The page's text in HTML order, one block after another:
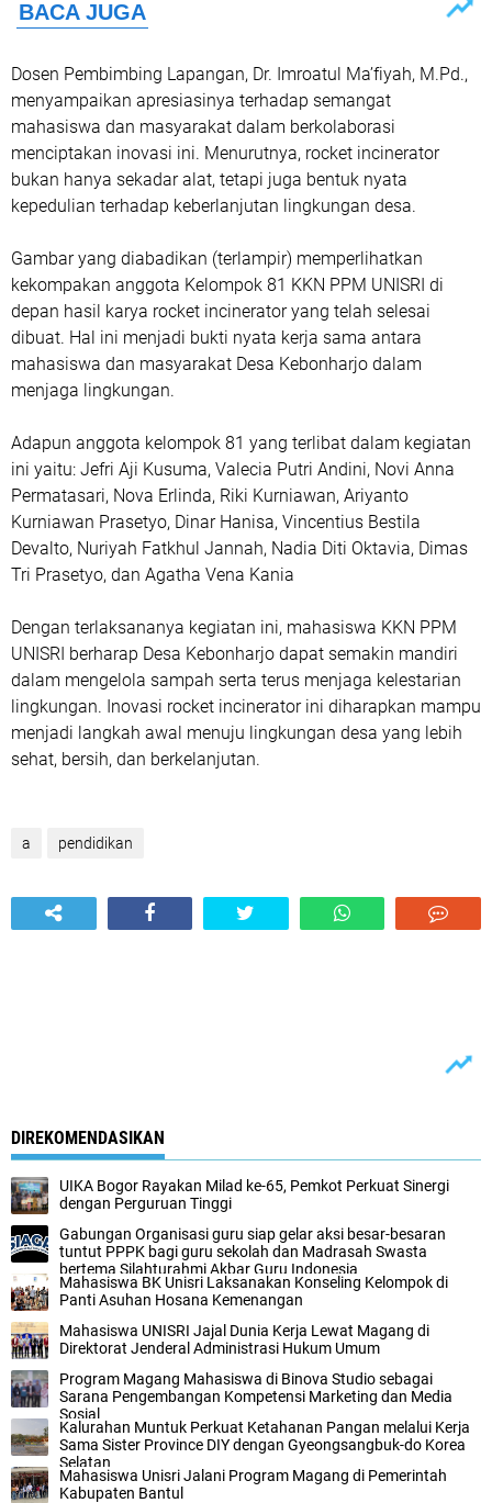
Dosen Pembimbing Lapangan, Dr. Imroatul Ma’fiyah, M.Pd.,
menyampaikan apresiasinya terhadap semangat
mahasiswa dan masyarakat dalam berkolaborasi
menciptakan inovasi ini. Menurutnya, rocket incinerator
bukan hanya sekadar alat, tetapi juga bentuk nyata
kepedulian terhadap keberlanjutan lingkungan desa.
Gambar yang diabadikan (terlampir) memperlihatkan
kekompakan anggota Kelompok 81 KKN PPM UNISRI di
depan hasil karya rocket incinerator yang telah selesai
dibuat. Hal ini menjadi bukti nyata kerja sama antara
mahasiswa dan masyarakat Desa Kebonharjo dalam
menjaga lingkungan.
Adapun anggota kelompok 81 yang terlibat dalam kegiatan
ini yaitu: Jefri Aji Kusuma, Valecia Putri Andini, Novi Anna
Permatasari, Nova Erlinda, Riki Kurniawan, Ariyanto
Kurniawan Prasetyo, Dinar Hanisa, Vincentius Bestila
Devalto, Nuriyah Fatkhul Jannah, Nadia Diti Oktavia, Dimas
Tri Prasetyo, dan Agatha Vena Kania
Dengan terlaksananya kegiatan ini, mahasiswa KKN PPM
UNISRI berharap Desa Kebonharjo dapat semakin mandiri
dalam mengelola sampah serta terus menjaga kelestarian
lingkungan. Inovasi rocket incinerator ini diharapkan mampu
menjadi langkah awal menuju lingkungan desa yang lebih
sehat, bersih, dan berkelanjutan.
a pendidikan
DIREKOMENDASIKAN
UIKA Bogor Rayakan Milad ke-65, Pemkot Perkuat Sinergi
dengan Perguruan Tinggi
Gabungan Organisasi guru siap gelar aksi besar-besaran
tuntut PPPK bagi guru sekolah dan Madrasah Swasta
bertema Silahturahmi Akbar Guru Indonesia
Mahasiswa BK Unisri Laksanakan Konseling Kelompok di
Panti Asuhan Hosana Kemenangan
Mahasiswa UNISRI Jajal Dunia Kerja Lewat Magang di
Direktorat Jenderal Administrasi Hukum Umum
Program Magang Mahasiswa di Binova Studio sebagai
Sarana Pengembangan Kompetensi Marketing dan Media
Sosial
Kalurahan Muntuk Perkuat Ketahanan Pangan melalui Kerja
Sama Sister Province DIY dengan Gyeongsangbuk-do Korea
Selatan
Mahasiswa Unisri Jalani Program Magang di Pemerintah
Kabupaten Bantul